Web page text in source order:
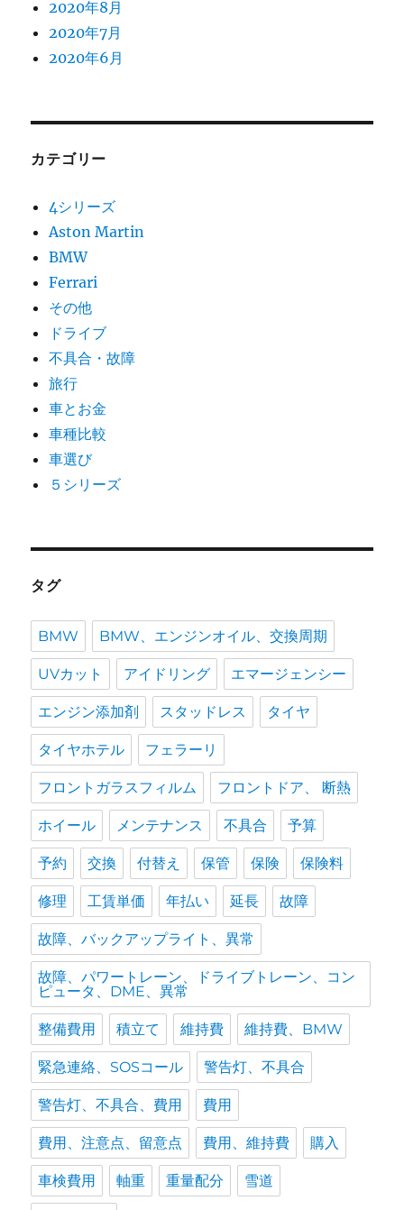
2020年8月
2020年7月
2020年6月
カテゴリー
4シリーズ
Aston Martin
BMW
Ferrari
その他
ドライブ
不具合・故障
旅行
車とお金
車種比較
車選び
５シリーズ
タグ
BMW BMW、エンジンオイル、交換周期
UVカット アイドリング エマージェンシー
エンジン添加剤 スタッドレス タイヤ
タイヤホテル フェラーリ
フロントガラスフィルム フロントドア、 断熱
ホイール メンテナンス 不具合 予算
予約 交換 付替え 保管 保険 保険料
修理 工賃単価 年払い 延長 故障
故障、バックアップライト、異常
故障、パワートレーン、ドライブトレーン、コン
ピュータ、DME、異常
整備費用 積立て 維持費 維持費、BMW
緊急連絡、SOSコール 警告灯、不具合
警告灯、不具合、費用 費用
費用、注意点、留意点 費用、維持費 購入
車検費用 軸重 重量配分 雪道